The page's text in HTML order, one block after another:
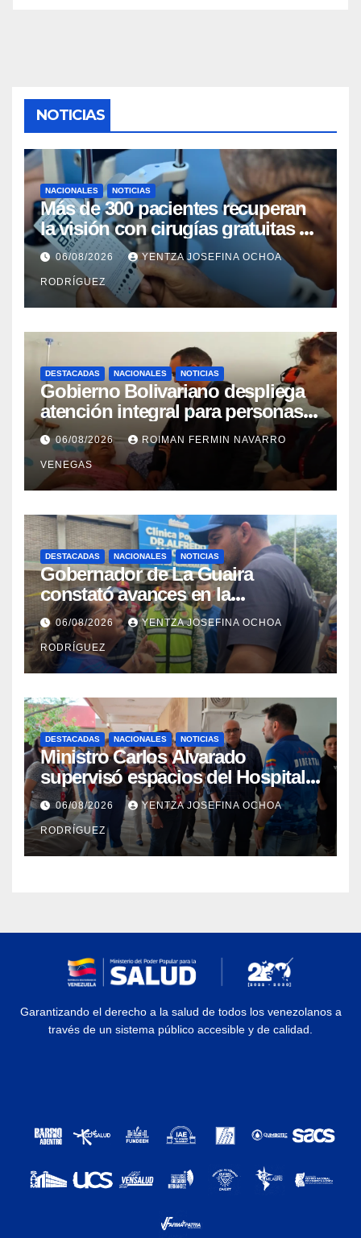
NOTICIAS
NACIONALES NOTICIAS
Más de 300 pacientes recuperan
la visión con cirugías gratuitas de
cataratas en Zulia
06/08/2026 YENTZA JOSEFINA OCHOA
RODRÍGUEZ
DESTACADAS NACIONALES NOTICIAS
Gobierno Bolivariano despliega
atención integral para personas
con discapacidad en
campamentos de La Guaira
06/08/2026 ROIMAN FERMIN NAVARRO
VENEGAS
DESTACADAS NACIONALES NOTICIAS
Gobernador de La Guaira
constató avances en la
rehabilitación del Hospitalito de
Catia la Mar
06/08/2026 YENTZA JOSEFINA OCHOA
RODRÍGUEZ
DESTACADAS NACIONALES NOTICIAS
Ministro Carlos Alvarado
supervisó espacios del Hospital
Dermatológico Dr. Martín Vegas
en La Guaira
06/08/2026 YENTZA JOSEFINA OCHOA
RODRÍGUEZ
Garantizando el derecho a la salud de todos los venezolanos a
través de un sistema público accesible y de calidad.